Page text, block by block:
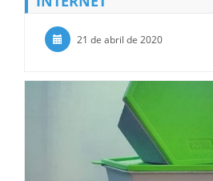
21 de abril de 2020